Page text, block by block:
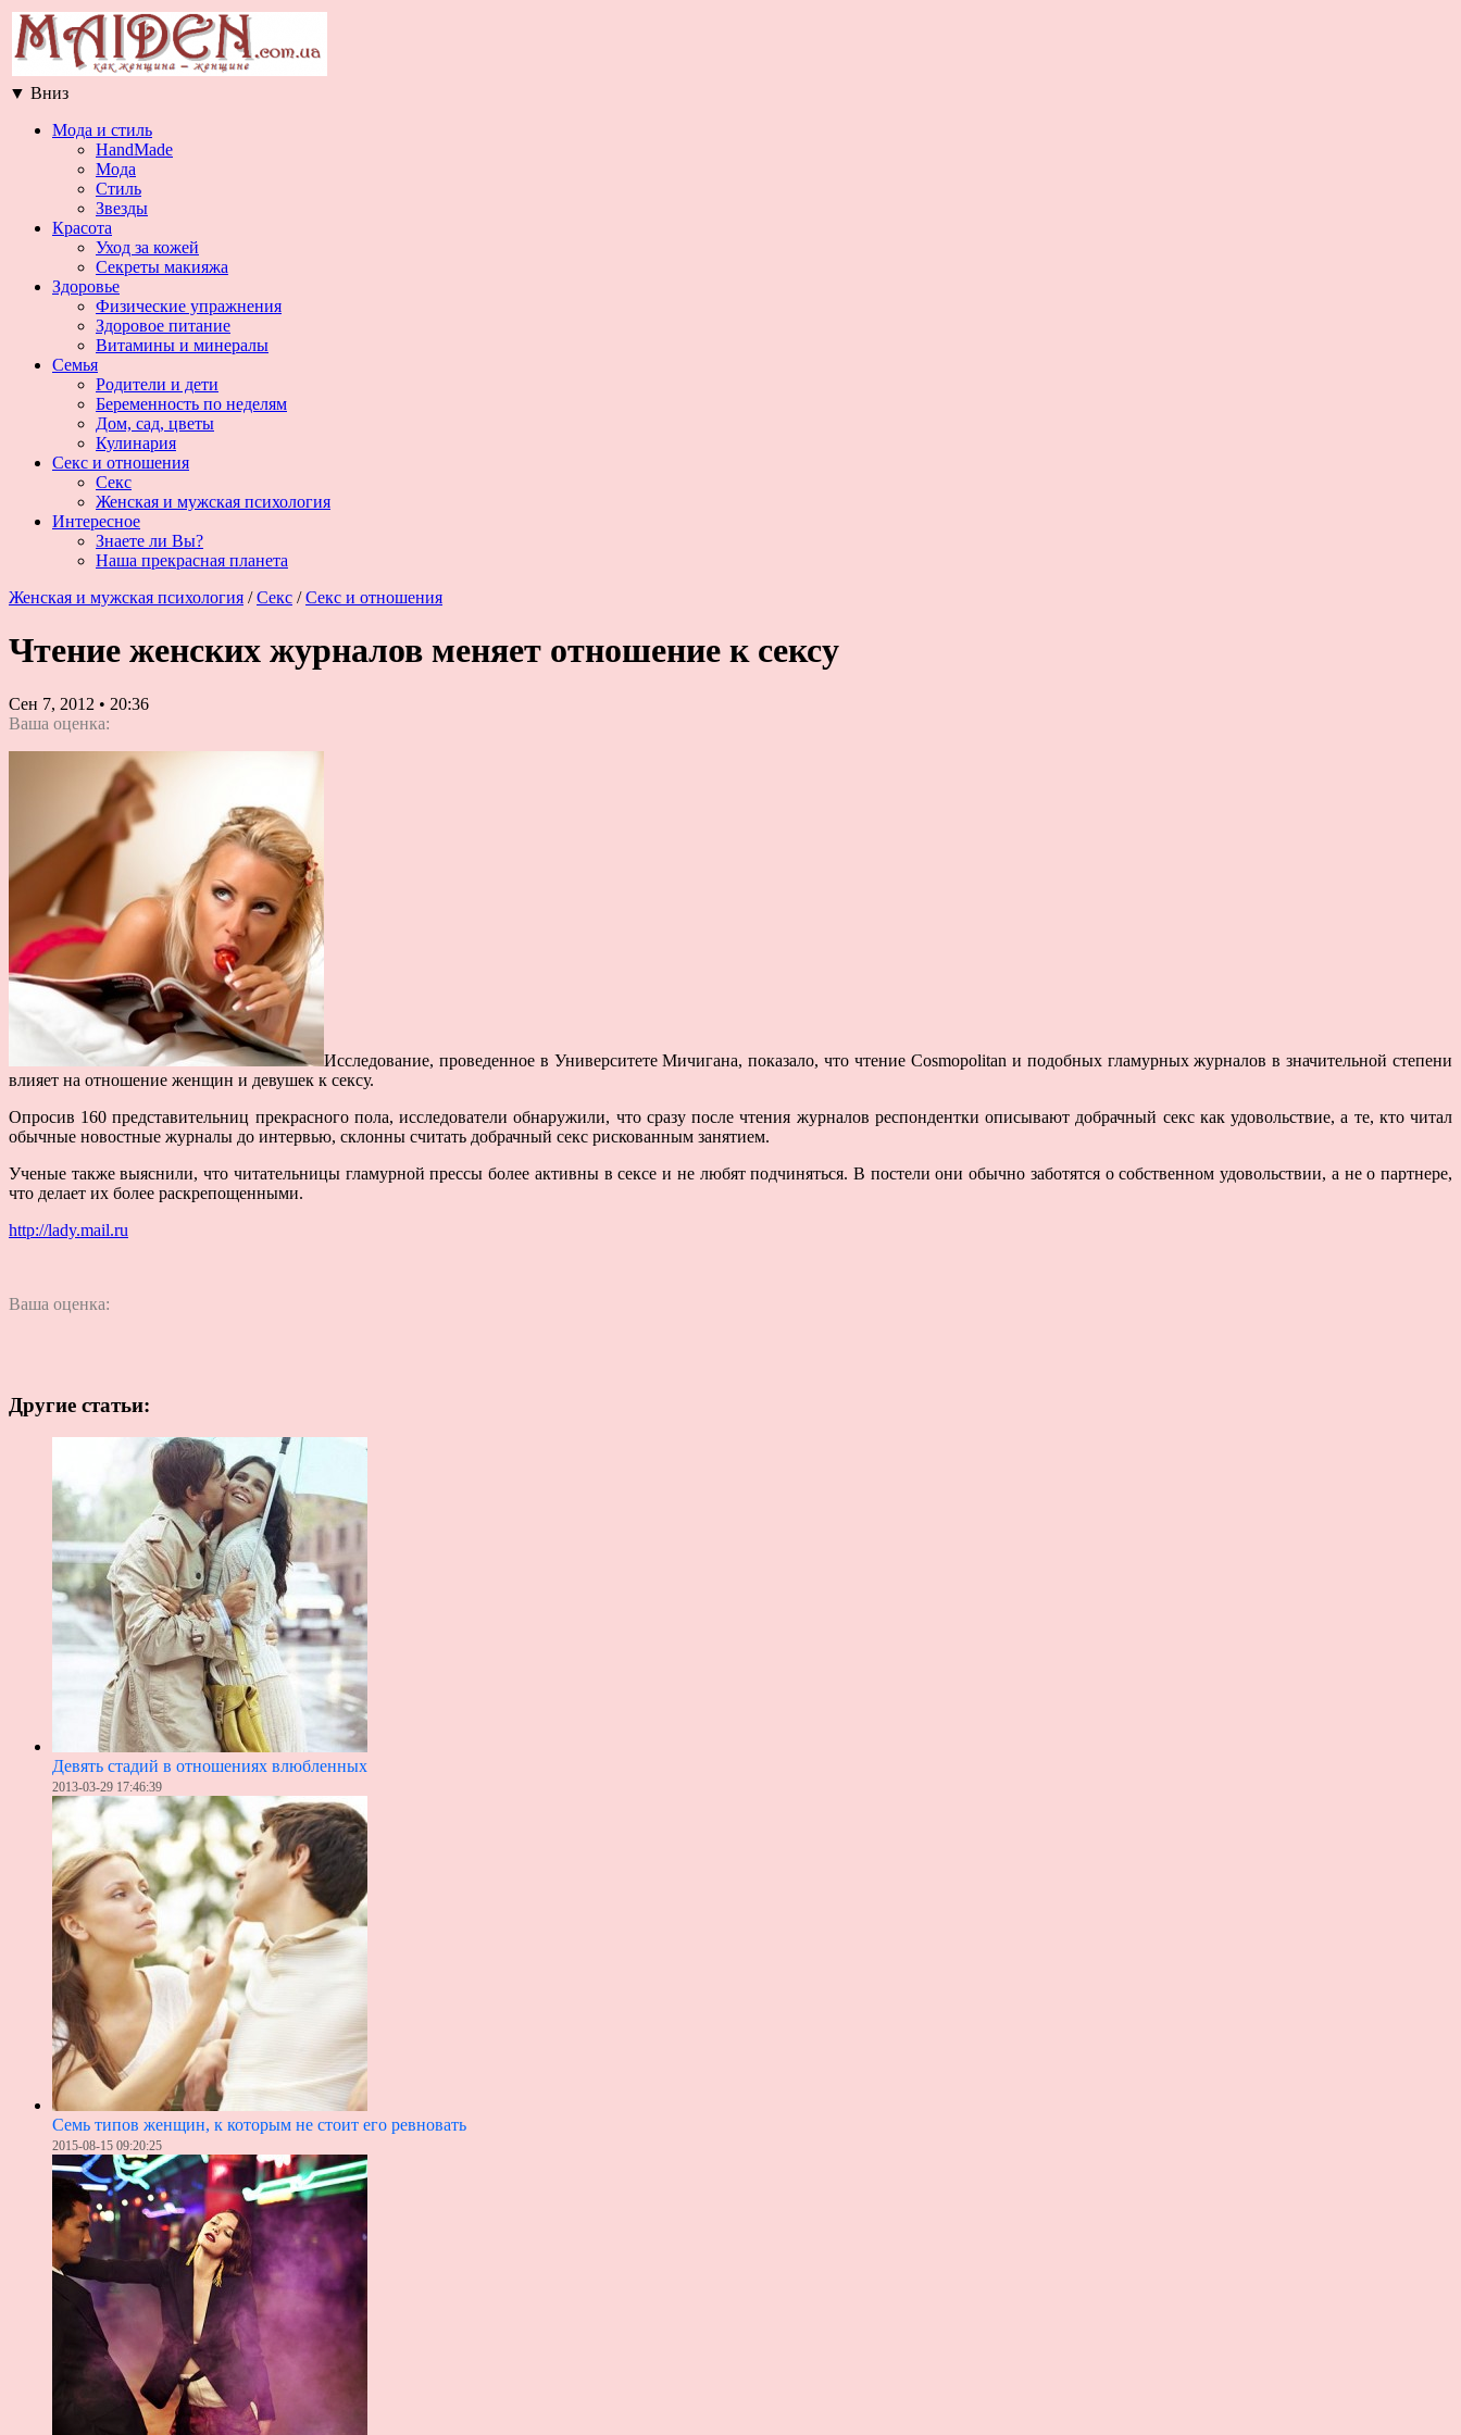
▼ Вниз
Мода и стиль
HandMade
Мода
Стиль
Звезды
Красота
Уход за кожей
Секреты макияжа
Здоровье
Физические упражнения
Здоровое питание
Витамины и минералы
Семья
Родители и дети
Беременность по неделям
Дом, сад, цветы
Кулинария
Секс и отношения
Секс
Женская и мужская психология
Интересное
Знаете ли Вы?
Наша прекрасная планета
Женская и мужская психология / Секс / Секс и отношения
Чтение женских журналов меняет отношение к сексу
Сен 7, 2012 • 20:36
Ваша оценка:
Исследование, проведенное в Университете Мичигана, показало, что чтение Cosmopolitan и подобных гламурных журналов в значительной степени
влияет на отношение женщин и девушек к сексу.
Опросив 160 представительниц прекрасного пола, исследователи обнаружили, что сразу после чтения журналов респондентки описывают добрачный секс как удовольствие, а те, кто читал
обычные новостные журналы до интервью, склонны считать добрачный секс рискованным занятием.
Ученые также выяснили, что читательницы гламурной прессы более активны в сексе и не любят подчиняться. В постели они обычно заботятся о собственном удовольствии, а не о партнере,
что делает их более раскрепощенными.
http://lady.mail.ru
Ваша оценка:
Другие статьи:
Девять стадий в отношениях влюбленных
2013-03-29 17:46:39
Семь типов женщин, к которым не стоит его ревновать
2015-08-15 09:20:25